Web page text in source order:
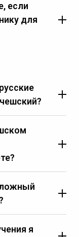
если
для
я